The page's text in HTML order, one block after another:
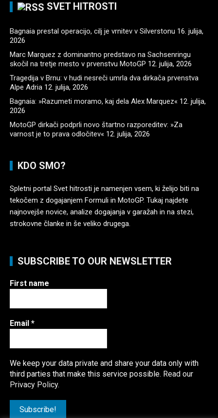
SVET HITROSTI
Bagnaia prestal operacijo, cilj je vrnitev v Silverstonu 16. julija,
2026
Marc Marquez z dominantno predstavo na Sachsenringu
skočil na tretje mesto v prvenstvu MotoGP 12. julija, 2026
Tragedija v Brnu: v hudi nesreči umrla dva dirkača prvenstva
Alpe Adria 12. julija, 2026
Bagnaia: »Razumeti moramo, kaj dela Alex Marquez« 12. julija,
2026
MotoGP dirkači podprli novo štartno razporeditev: »Za
varnost je to prava odločitev« 12. julija, 2026
KDO SMO?
Spletni portal Svet hitrosti je namenjen vsem, ki želijo biti na
tekočem z dogajanjem Formuli in MotoGP. Tukaj najdete
najnovejše novice, analize dogajanja v garažah in na stezi,
strokovne članke in še veliko drugega.
SUBSCRIBE TO OUR NEWSLETTER
First name
Email *
We keep your data private and share your data only with
third parties that make this service possible. Read our
Privacy Policy.